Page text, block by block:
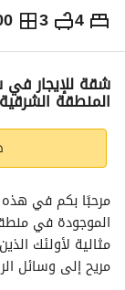
4
3 ⃁
34,000
الإعلان
المنطقة الشرقية